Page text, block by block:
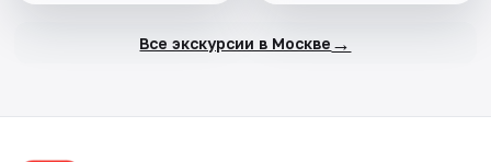
Все экскурсии в Москве →